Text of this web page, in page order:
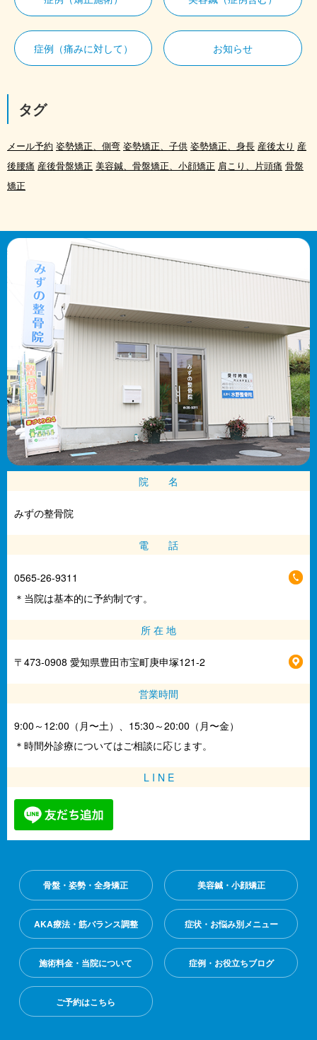
症例（痛みに対して） お知らせ
タグ
メール予約 姿勢矯正、側弯 姿勢矯正、子供 姿勢矯正、身長 産後太り 産
後腰痛 産後骨盤矯正 美容鍼、骨盤矯正、小顔矯正 肩こり、片頭痛 骨盤
矯正
院 名
みずの整骨院
電 話
0565-26-9311
＊当院は基本的に予約制です。
所 在 地
〒473-0908 愛知県豊田市宝町庚申塚121-2
営業時間
9:00～12:00（月〜土）、15:30～20:00（月〜金）
＊時間外診療についてはご相談に応じます。
L I N E
骨盤・姿勢・全身矯正 美容鍼・小顔矯正
AKA療法・筋バランス調整 症状・お悩み別メニュー
施術料金・当院について 症例・お役立ちブログ
ご予約はこちら